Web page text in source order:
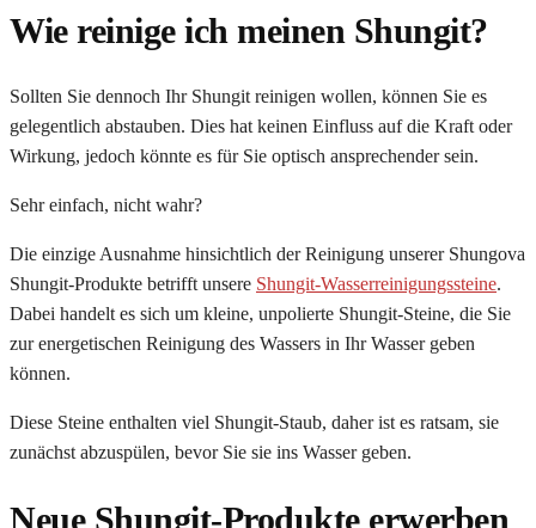
Wie reinige ich meinen Shungit?
Sollten Sie dennoch Ihr Shungit reinigen wollen, können Sie es
gelegentlich abstauben. Dies hat keinen Einfluss auf die Kraft oder
Wirkung, jedoch könnte es für Sie optisch ansprechender sein.
Sehr einfach, nicht wahr?
Die einzige Ausnahme hinsichtlich der Reinigung unserer Shungova
Shungit-Produkte betrifft unsere Shungit-Wasserreinigungssteine.
Dabei handelt es sich um kleine, unpolierte Shungit-Steine, die Sie
zur energetischen Reinigung des Wassers in Ihr Wasser geben
können.
Diese Steine enthalten viel Shungit-Staub, daher ist es ratsam, sie
zunächst abzuspülen, bevor Sie sie ins Wasser geben.
Neue Shungit-Produkte erwerben